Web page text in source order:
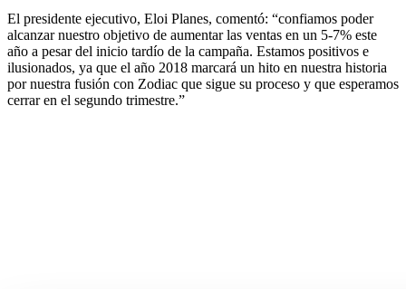
El presidente ejecutivo, Eloi Planes, comentó: “confiamos poder
alcanzar nuestro objetivo de aumentar las ventas en un 5-7% este
año a pesar del inicio tardío de la campaña. Estamos positivos e
ilusionados, ya que el año 2018 marcará un hito en nuestra historia
por nuestra fusión con Zodiac que sigue su proceso y que esperamos
cerrar en el segundo trimestre.”